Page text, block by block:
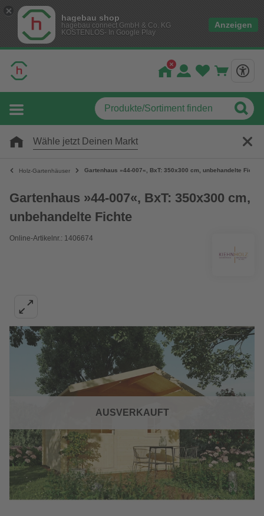
hagebau shop
hagebau connect GmbH & Co. KG
KOSTENLOS- In Google Play
Anzeigen
Wähle jetzt Deinen Markt
Holz-Gartenhäuser Gartenhaus »44-007«, BxT: 350x300 cm, unbehandelte Fichte
Gartenhaus »44-007«, BxT: 350x300 cm,
unbehandelte Fichte
Online-Artikelnr.: 1406674
AUSVERKAUFT